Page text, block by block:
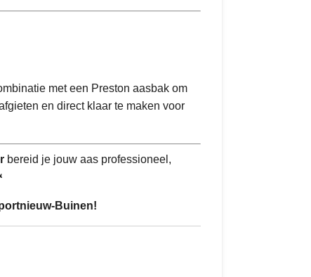
met een Preston aasbak om
en direct klaar te maken voor
bereid je jouw aas professioneel,
Buinen!